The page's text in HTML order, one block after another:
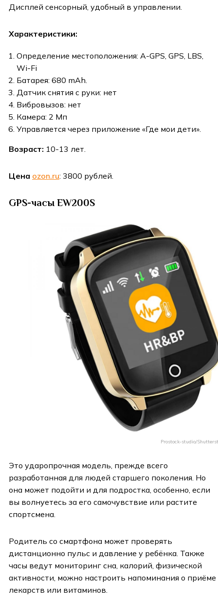
Дисплей сенсорный, удобный в управлении.
Характеристики:
Определение местоположения: A-GPS, GPS, LBS,
Wi-Fi
Батарея: 680 mAh.
Датчик снятия с руки: нет
Вибровызов: нет
Камера: 2 Мп
Управляется через приложение «Где мои дети».
Возраст: 10-13 лет.
Цена ozon.ru: 3800 рублей.
GPS-часы EW200S
Prostock-studio/
Это ударопрочная модель, прежде всего
разработанная для людей старшего поколения. Но
она может подойти и для подростка, особенно, если
вы волнуетесь за его самочувствие или растите
спортсмена.
Родитель со смартфона может проверять
дистанционно пульс и давление у ребёнка. Также
часы ведут мониторинг сна, калорий, физической
активности, можно настроить напоминания о приёме
лекарств или витаминов.